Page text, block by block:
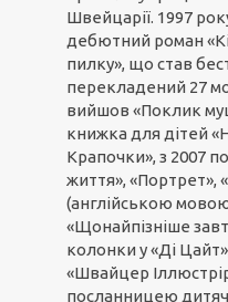
Швейцарії. 1997
дебютний роман
пилку», що став
перекладений 27
вийшов «Поклик
книжка для дітей
Крапочки», з 2007
життя», «Портрет»,
(англійською
«Щонайпізніше
колонки у «Ді
«Швайцер
посланницею